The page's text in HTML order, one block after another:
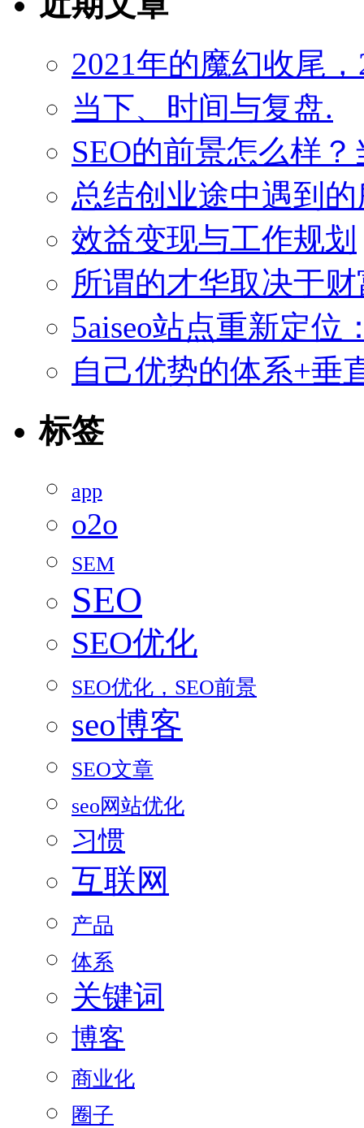
2021年的魔幻收尾
当下、时间与复盘.
SEO的前景怎么样
总结创业途中遇到
效益变现与工作规划
所谓的才华取决于
5aiseo站点重新定位
自己优势的体系+垂
标签
app
o2o
SEM
SEO
SEO优化
SEO优化，SEO前景
seo博客
SEO文章
seo网站优化
习惯
互联网
产品
体系
关键词
博客
商业化
圈子